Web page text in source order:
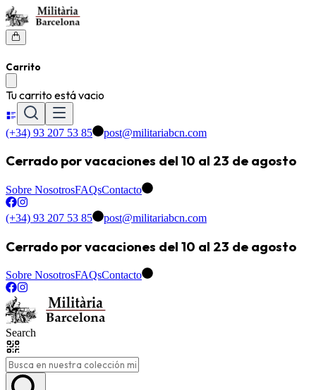
Carrito
Tu carrito está vacio
(+34) 93 207 53 85 post@militariabcn.com
Cerrado por vacaciones del 10 al 23 de agosto
Sobre NosotrosFAQsContacto
(+34) 93 207 53 85 post@militariabcn.com
Cerrado por vacaciones del 10 al 23 de agosto
Sobre NosotrosFAQsContacto
Search